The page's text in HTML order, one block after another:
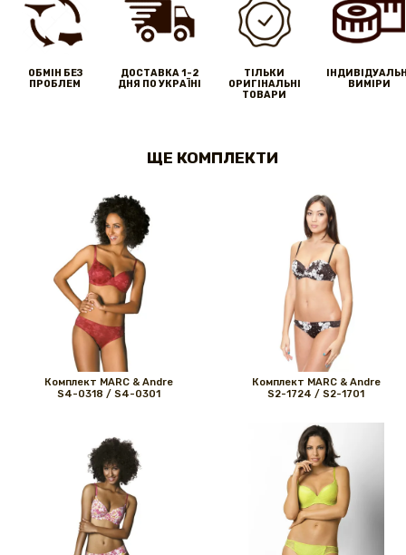
ОБМІН БЕЗ
ПРОБЛЕМ
ДОСТАВКА 1-2
ДНЯ ПО УКРАЇНІ
ТІЛЬКИ
ОРИГІНАЛЬНІ
ТОВАРИ
ВИМІРИ
ЩЕ КОМПЛЕКТИ
Комплект MARС & Andre
S4-0318 / S4-0301
Комплект MARС & Andre
S2-1724 / S2-1701